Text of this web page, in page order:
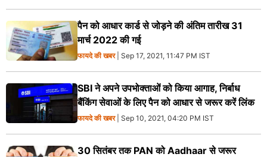
पैन को आधार कार्ड से जोड़ने की अंतिम तारीख 31
मार्च 2022 की गई
फायदे की खबर| Sep 17, 2021, 11:47 PM IST
SBI ने अपने उपभोक्‍ताओं को किया आगाह, निर्बाध
बैंकिंग सेवाओं के लिए पैन को आधार से जरूर करें लिंक
फायदे की खबर| Sep 10, 2021, 04:20 PM IST
30 सितंबर तक PAN को Aadhaar से जरूर